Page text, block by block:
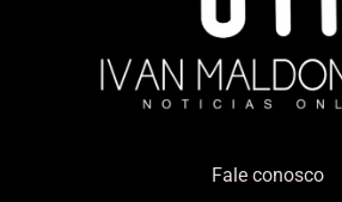
Fale conosco